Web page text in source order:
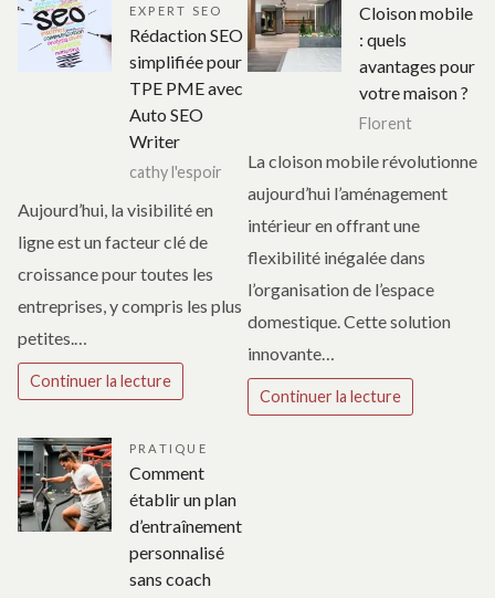
EXPERT SEO
Rédaction SEO
simplifiée pour
TPE PME avec
Auto SEO
Writer
cathy l'espoir
Aujourd’hui, la visibilité en
ligne est un facteur clé de
croissance pour toutes les
entreprises, y compris les plus
petites.…
Continuer la lecture
Cloison mobile
: quels
avantages pour
votre maison ?
Florent
La cloison mobile révolutionne
aujourd’hui l’aménagement
intérieur en offrant une
flexibilité inégalée dans
l’organisation de l’espace
domestique. Cette solution
innovante…
Continuer la lecture
PRATIQUE
Comment
établir un plan
d’entraînement
personnalisé
sans coach